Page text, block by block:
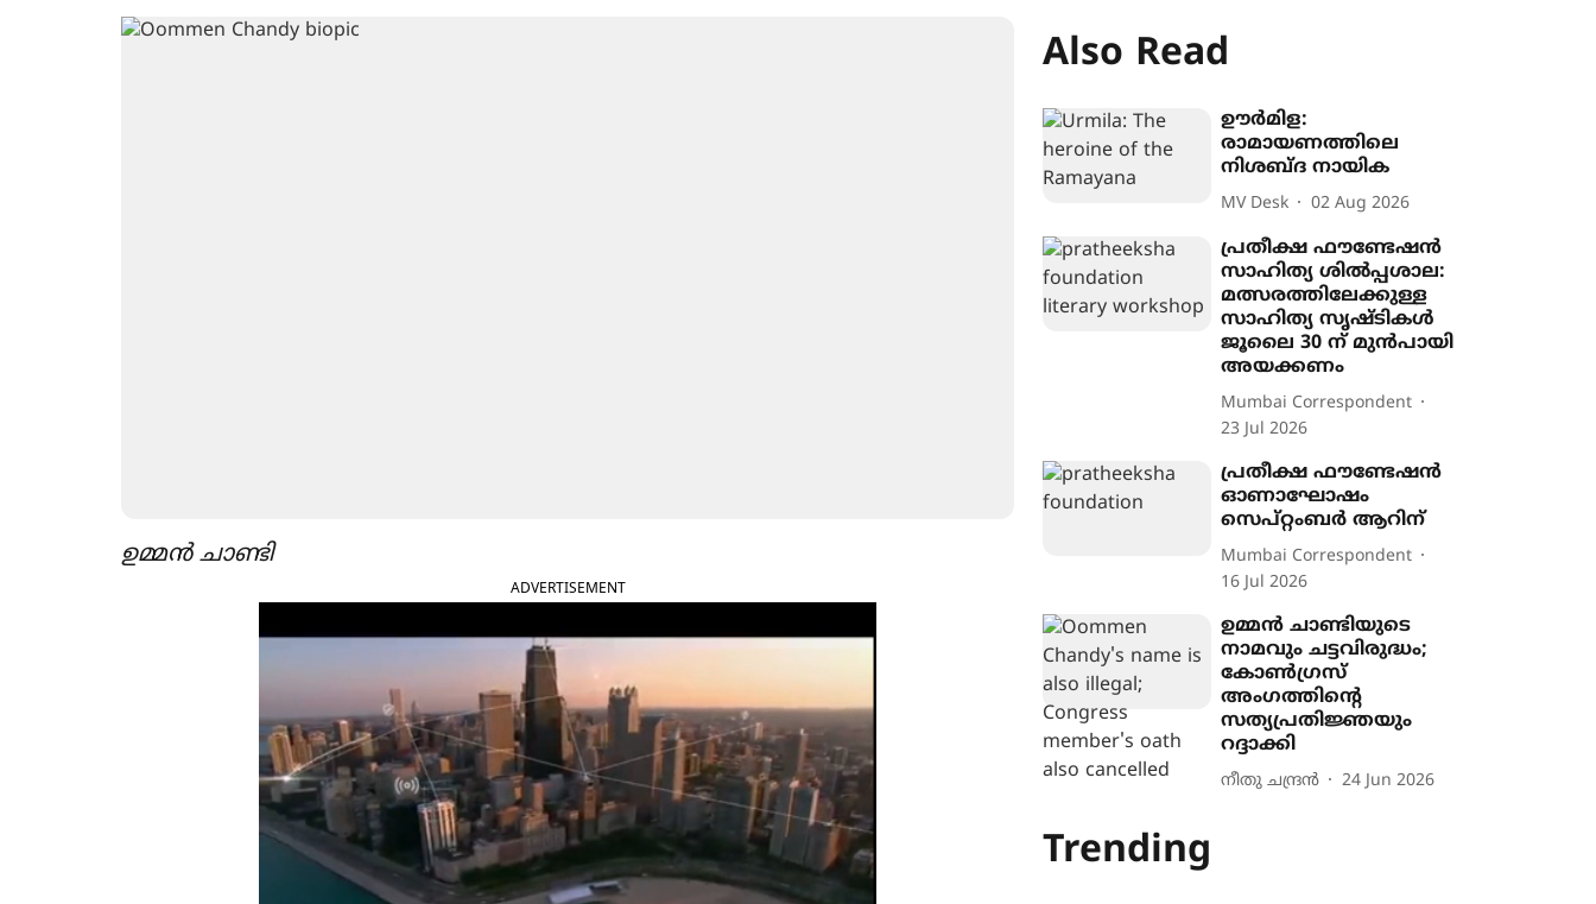
ഉമ്മൻ ചാണ്ടി
ADVERTISEMENT
Also Read
ഊർമിള:
രാമായണത്തിലെ
നിശബ്ദ നായിക
MV Desk 02 Aug 2026
പ്രതീക്ഷ ഫൗണ്ടേഷൻ
സാഹിത്യ ശിൽപ്പശാല:
മത്സരത്തിലേക്കുള്ള
സാഹിത്യ സൃഷ്ടികൾ
ജൂലൈ 30 ന് മുൻപായി
അയക്കണം
Mumbai Correspondent
23 Jul 2026
പ്രതീക്ഷ ഫൗണ്ടേഷൻ
ഓണാഘോഷം
സെപ്റ്റംബർ ആറിന്
Mumbai Correspondent
16 Jul 2026
ഉമ്മൻ ചാണ്ടിയുടെ
നാമവും ചട്ടവിരുദ്ധം;
കോൺഗ്രസ്
അംഗത്തിന്‍റെ
സത്യപ്രതിജ്ഞയും
റദ്ദാക്കി
നീതു ചന്ദ്രൻ 24 Jun 2026
Trending